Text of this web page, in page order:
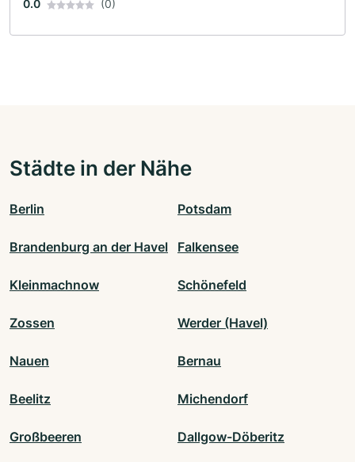
0.0 (0)
Städte in der Nähe
Berlin Potsdam
Brandenburg an der Havel Falkensee
Kleinmachnow Schönefeld
Zossen Werder (Havel)
Nauen Bernau
Beelitz Michendorf
Großbeeren Dallgow-Döberitz